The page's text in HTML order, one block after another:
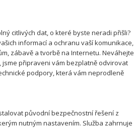
citlivých dat, o které byste neradi přišli?
informací a ochranu vaší komunikace,
zábavě a tvorbě na Internetu. Neváhejte
připraveni vám bezplatně odvirovat
podpory, která vám neprodleně
původní bezpečnostní řešení z
nutným nastavením. Služba zahrnuje